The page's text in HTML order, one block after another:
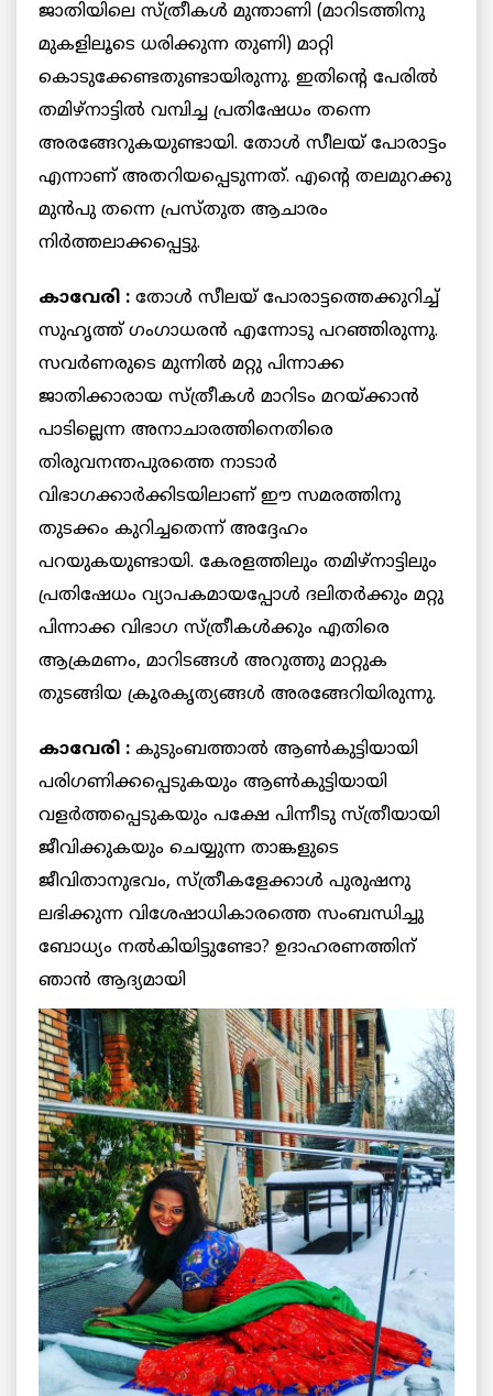
ജാതിയിലെ സ്ത്രീകള്‍ മുന്താണി (മാറിടത്തിനു
മുകളിലൂടെ ധരിക്കുന്ന തുണി) മാറ്റി
കൊടുക്കേണ്ടതുണ്ടായിരുന്നു. ഇതിന്റെ പേരില്‍
തമിഴ്‌നാട്ടില്‍ വമ്പിച്ച പ്രതിഷേധം തന്നെ
അരങ്ങേറുകയുണ്ടായി. തോള്‍ സീലയ് പോരാട്ടം
എന്നാണ് അതറിയപ്പെടുന്നത്. എന്റെ തലമുറക്കു
മുന്‍പു തന്നെ പ്രസ്തുത ആചാരം
നിര്‍ത്തലാക്കപ്പെട്ടു.
കാവേരി : തോള്‍ സീലയ് പോരാട്ടത്തെക്കുറിച്ച്
സുഹൃത്ത് ഗംഗാധരന്‍ എന്നോടു പറഞ്ഞിരുന്നു.
സവര്‍ണരുടെ മുന്നില്‍ മറ്റു പിന്നാക്ക
ജാതിക്കാരായ സ്ത്രീകള്‍ മാറിടം മറയ്ക്കാന്‍
പാടില്ലെന്ന അനാചാരത്തിനെതിരെ
തിരുവനന്തപുരത്തെ നാടാര്‍
വിഭാഗക്കാര്‍ക്കിടയിലാണ് ഈ സമരത്തിനു
തുടക്കം കുറിച്ചതെന്ന് അദ്ദേഹം
പറയുകയുണ്ടായി. കേരളത്തിലും തമിഴ്‌നാട്ടിലും
പ്രതിഷേധം വ്യാപകമായപ്പോള്‍ ദലിതര്‍ക്കും മറ്റു
പിന്നാക്ക വിഭാഗ സ്ത്രീകള്‍ക്കും എതിരെ
ആക്രമണം, മാറിടങ്ങള്‍ അറുത്തു മാറ്റുക
തുടങ്ങിയ ക്രൂരകൃത്യങ്ങള്‍ അരങ്ങേറിയിരുന്നു.
കാവേരി : കുടുംബത്താല്‍ ആണ്‍കുട്ടിയായി
പരിഗണിക്കപ്പെടുകയും ആണ്‍കുട്ടിയായി
വളര്‍ത്തപ്പെടുകയും പക്ഷേ പിന്നീടു സ്ത്രീയായി
ജീവിക്കുകയും ചെയ്യുന്ന താങ്കളുടെ
ജീവിതാനുഭവം, സ്ത്രീകളേക്കാള്‍ പുരുഷനു
ലഭിക്കുന്ന വിശേഷാധികാരത്തെ സംബന്ധിച്ചു
ബോധ്യം നല്‍കിയിട്ടുണ്ടോ? ഉദാഹരണത്തിന്
ഞാന്‍ ആദ്യമായി